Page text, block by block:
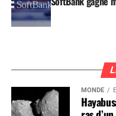
MONDE